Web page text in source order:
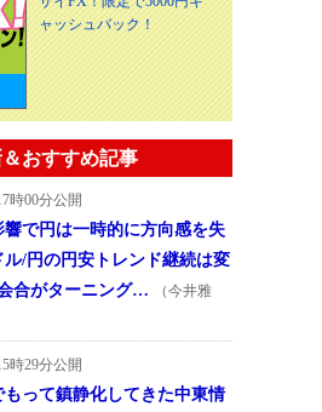
ャッシュバック！
おすすめ記事
時00分公開
響で円は一時的に方向感を失
/円の円安トレンド継続は変
合がターニング…
（今井雅
時29分公開
って鎮静化してきた中東情